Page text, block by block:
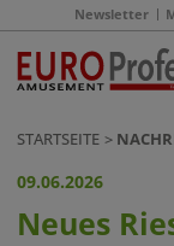
Newsletter
STARTSEITE
09.06.2026
Neues